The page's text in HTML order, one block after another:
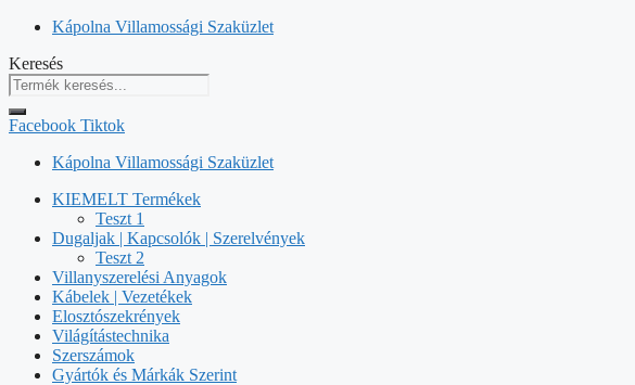
Kilépés
tartalomba
Kápolna Villamossági Szaküzlet
Keresés
Facebook Tiktok
Kápolna Villamossági Szaküzlet
KIEMELT Termékek
Teszt 1
Dugaljak | Kapcsolók | Szerelvények
Teszt 2
Villanyszerelési Anyagok
Kábelek | Vezetékek
Elosztószekrények
Világítástechnika
Szerszámok
Gyártók és Márkák Szerint